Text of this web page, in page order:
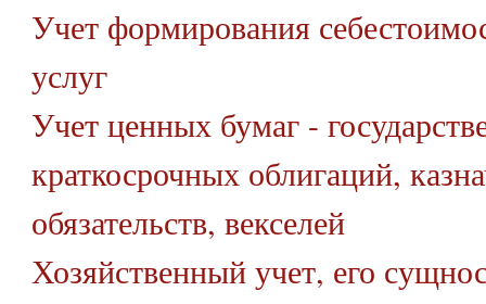
Учет формирования
услуг
Учет ценных бумаг -
краткосрочных облигаций,
обязательств, векселей
Хозяйственный учет, его